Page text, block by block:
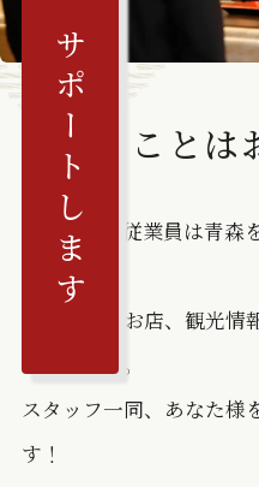
青森のこと
当ホテルの従業員は青
ョナル。
おすすめのお店、観光
きください。
スタッフ一同、あなた様
す！